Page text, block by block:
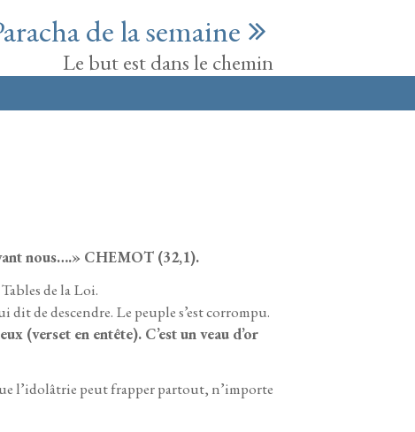
de la semaine
Le but est dans le chemin
nous….» CHEMOT (32,1).
de la Loi.
de descendre. Le peuple s’est corrompu.
(verset en entête). C’est un veau d’or
l’idolâtrie peut frapper partout, n’importe